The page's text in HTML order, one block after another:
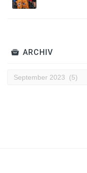
ARCHIV
Archiv